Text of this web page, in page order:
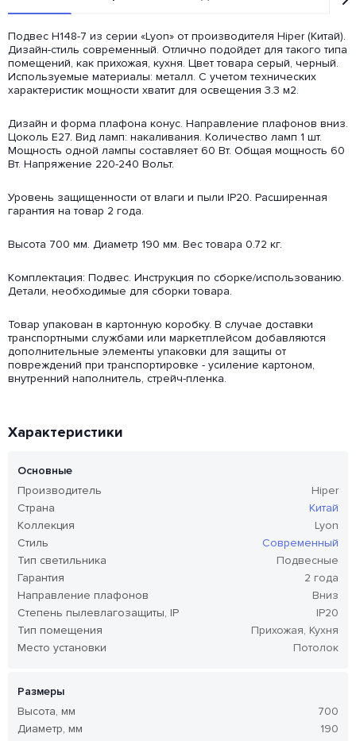
Подвес H148-7 из серии «Lyon» от производителя Hiper (Китай).
Дизайн-стиль современный. Отлично подойдет для такого типа
помещений, как прихожая, кухня. Цвет товара серый, черный.
Используемые материалы: металл. С учетом технических
характеристик мощности хватит для освещения 3.3 м2.
Дизайн и форма плафона конус. Направление плафонов вниз.
Цоколь E27. Вид ламп: накаливания. Количество ламп 1 шт.
Мощность одной лампы составляет 60 Вт. Общая мощность 60
Вт. Напряжение 220-240 Вольт.
Уровень защищенности от влаги и пыли IP20. Расширенная
гарантия на товар 2 года.
Высота 700 мм. Диаметр 190 мм. Вес товара 0.72 кг.
Комплектация: Подвес. Инструкция по сборке/использованию.
Детали, необходимые для сборки товара.
Товар упакован в картонную коробку. В случае доставки
транспортными службами или маркетплейсом добавляются
дополнительные элементы упаковки для защиты от
повреждений при транспортировке - усиление картоном,
внутренний наполнитель, стрейч-пленка.
Характеристики
Основные
Производитель
Hiper
Страна
Китай
Коллекция
Lyon
Стиль
Современный
Тип светильника
Подвесные
Гарантия
2 года
Направление плафонов
Вниз
Степень пылевлагозащиты, IP
IP20
Тип помещения
Прихожая, Кухня
Место установки
Потолок
Размеры
Высота, мм
700
Диаметр, мм
190